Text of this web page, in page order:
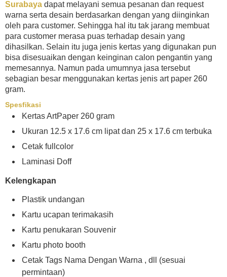
Surabaya dapat melayani semua pesanan dan request
warna serta desain berdasarkan dengan yang diinginkan
oleh para customer. Sehingga hal itu tak jarang membuat
para customer merasa puas terhadap desain yang
dihasilkan. Selain itu juga jenis kertas yang digunakan pun
bisa disesuaikan dengan keinginan calon pengantin yang
memesannya. Namun pada umumnya jasa tersebut
sebagian besar menggunakan kertas jenis art paper 260
gram.
Spesfikasi
Kertas ArtPaper 260 gram
Ukuran 12.5 x 17.6 cm lipat dan 25 x 17.6 cm terbuka
Cetak fullcolor
Laminasi Doff
Kelengkapan
Plastik undangan
Kartu ucapan terimakasih
Kartu penukaran Souvenir
Kartu photo booth
Cetak Tags Nama Dengan Warna , dll (sesuai
permintaan)